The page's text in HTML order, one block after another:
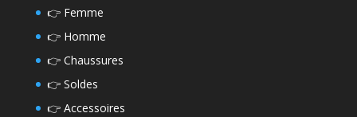
👉 Femme
👉 Homme
👉 Chaussures
👉 Soldes
👉 Accessoires